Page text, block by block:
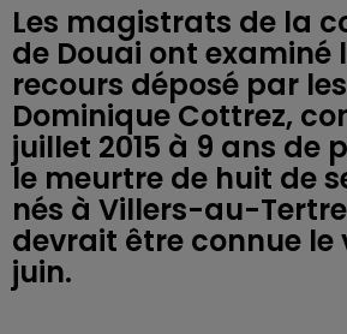
Les magistrats de la
de Douai ont examiné
recours déposé par
Dominique Cottrez,
juillet 2015 à 9 ans de
le meurtre de huit de
nés à Villers-au-
devrait être connue le
juin.